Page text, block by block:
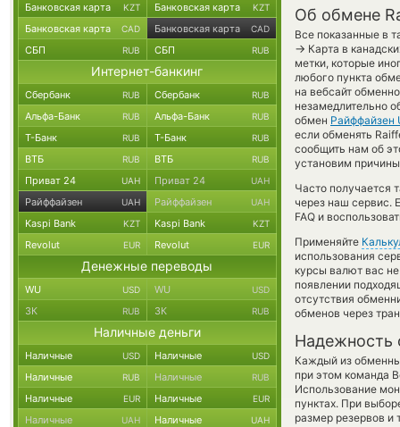
Об обмене
Все показанные в
→ Карта в
метки, которые
любого пункта
на вебсайт
незамедлительно
обмен Райффайзен
если обменять
сообщить нам об
установим
Часто получается
через наш сервис.
FAQ и
Применяйте
использования
курсы валют вас
появлении
отсутствия
обменов через
Надежность
Каждый из
при этом команда
Использование
пунктах. При
размер резервов и
Банковская карта KZT Банковская карта KZT
Банковская карта CAD Банковская карта CAD
СБП RUB СБП RUB
Интернет-банкинг
Сбербанк RUB Сбербанк RUB
Альфа-Банк RUB Альфа-Банк RUB
Т-Банк RUB Т-Банк RUB
ВТБ RUB ВТБ RUB
Приват 24 UAH Приват 24 UAH
Райффайзен UAH Райффайзен UAH
Kaspi Bank KZT Kaspi Bank KZT
Revolut EUR Revolut EUR
Денежные переводы
WU USD WU USD
ЗК RUB ЗК RUB
Наличные деньги
Наличные USD Наличные USD
Наличные RUB Наличные RUB
Наличные EUR Наличные EUR
Наличные UAH Наличные UAH